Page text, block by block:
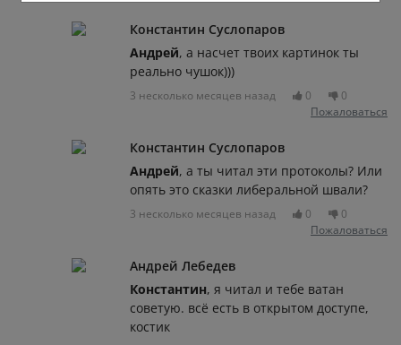
Константин Суслопаров
Андрей, а насчет твоих картинок ты
реально чушок)))
3 несколько месяцев назад 0
0
Пожаловаться
Константин Суслопаров
Андрей, а ты читал эти протоколы? Или
опять это сказки либеральной швали?
3 несколько месяцев назад 0
0
Пожаловаться
Андрей Лебедев
Константин, я читал и тебе ватан
советую. всё есть в открытом доступе,
костик